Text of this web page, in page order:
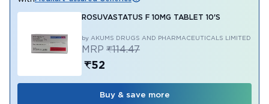
ROSUVASTATUS F 10MG TABLET 10'S
by AKUMS DRUGS AND PHARMACEUTICALS LIMITED
MRP ₹114.47
₹52
Buy & save more